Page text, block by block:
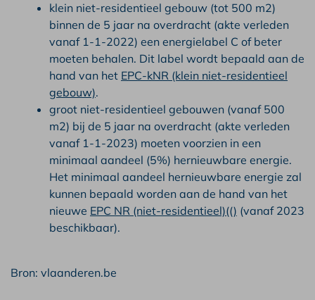
klein niet-residentieel gebouw (tot 500 m2)
binnen de 5 jaar na overdracht (akte verleden
vanaf 1-1-2022) een energielabel C of beter
moeten behalen. Dit label wordt bepaald aan de
hand van het EPC-kNR (klein niet-residentieel
gebouw).
groot niet-residentieel gebouwen (vanaf 500
m2) bij de 5 jaar na overdracht (akte verleden
vanaf 1-1-2023) moeten voorzien in een
minimaal aandeel (5%) hernieuwbare energie.
Het minimaal aandeel hernieuwbare energie zal
kunnen bepaald worden aan de hand van het
nieuwe EPC NR (niet-residentieel)(() (vanaf 2023
beschikbaar).
Bron: vlaanderen.be